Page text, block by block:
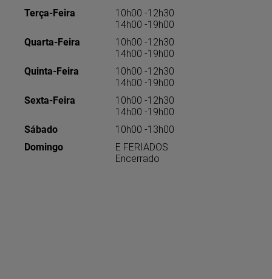
Terça-Feira
10h00 -12h30
14h00 -19h00
Quarta-Feira
10h00 -12h30
14h00 -19h00
Quinta-Feira
10h00 -12h30
14h00 -19h00
Sexta-Feira
10h00 -12h30
14h00 -19h00
Sábado
10h00 -13h00
Domingo
E FERIADOS
Encerrado